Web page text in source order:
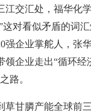
江交汇处，福华化
这对看似矛盾的词
强企业掌舵人，张
领企业走出“循环经
路。
草甘膦产能全球前